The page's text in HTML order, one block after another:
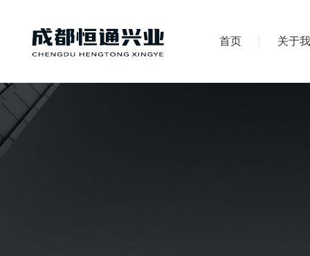
首页 关于